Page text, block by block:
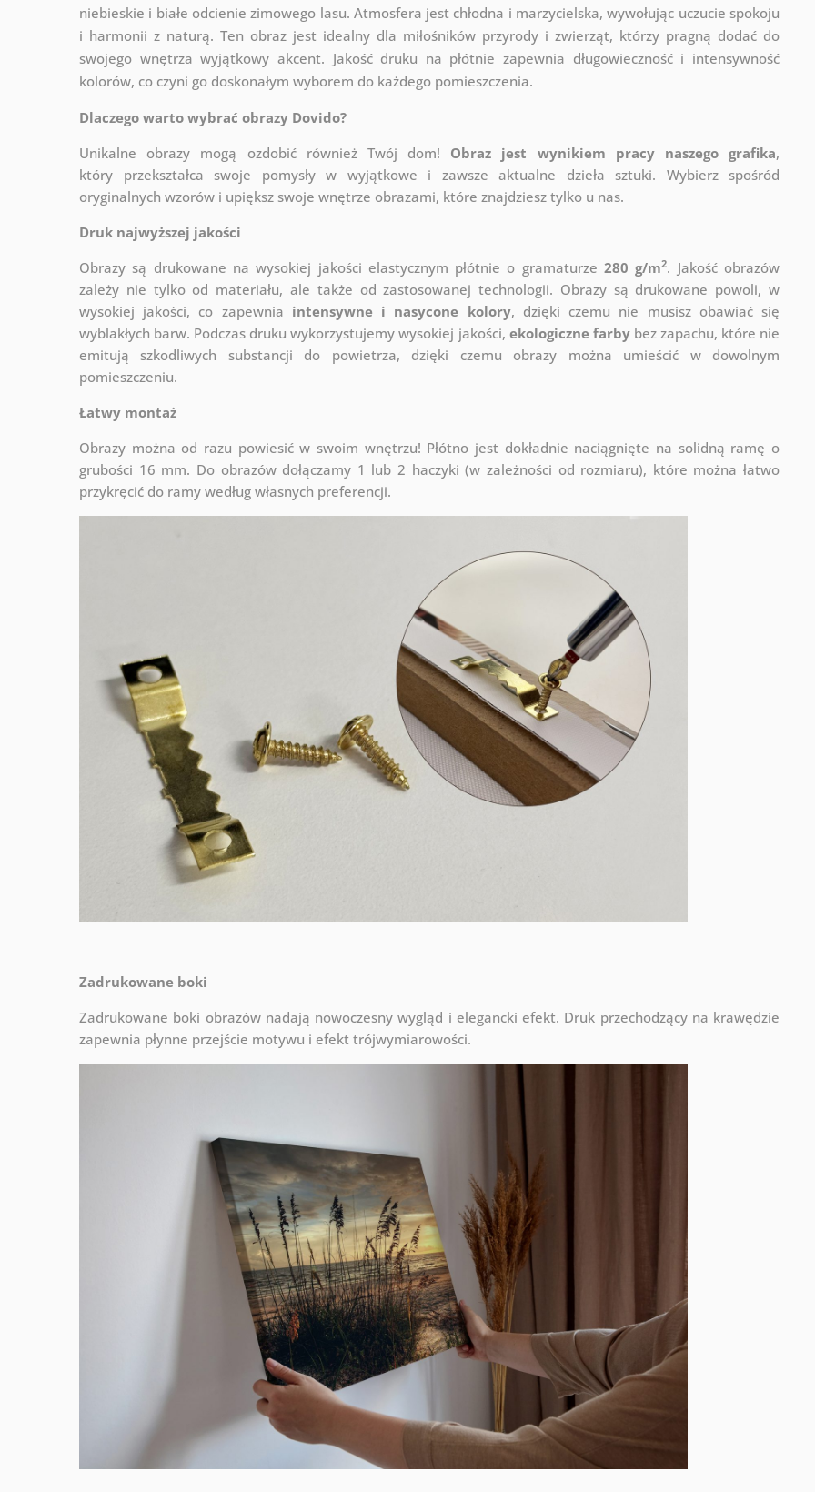
niebieskie i białe odcienie zimowego lasu. Atmosfera jest chłodna i marzycielska, wywołując uczucie spokoju
i harmonii z naturą. Ten obraz jest idealny dla miłośników przyrody i zwierząt, którzy pragną dodać do
swojego wnętrza wyjątkowy akcent. Jakość druku na płótnie zapewnia długowieczność i intensywność
kolorów, co czyni go doskonałym wyborem do każdego pomieszczenia.
Dlaczego warto wybrać obrazy Dovido?
Unikalne obrazy mogą ozdobić również Twój dom! Obraz jest wynikiem pracy naszego grafika,
który przekształca swoje pomysły w wyjątkowe i zawsze aktualne dzieła sztuki. Wybierz spośród
oryginalnych wzorów i upiększ swoje wnętrze obrazami, które znajdziesz tylko u nas.
Druk najwyższej jakości
Obrazy są drukowane na wysokiej jakości elastycznym płótnie o gramaturze280 g/m2. Jakość obrazów
zależy nie tylko od materiału, ale także od zastosowanej technologii. Obrazy są drukowane powoli, w
wysokiej jakości, co zapewnia intensywne i nasycone kolory, dzięki czemu nie musisz obawiać się
wyblakłych barw. Podczas druku wykorzystujemy wysokiej jakości, ekologiczne farbybez zapachu, które nie
emitują szkodliwych substancji do powietrza, dzięki czemu obrazy można umieścić w dowolnym
pomieszczeniu.
Łatwy montaż
Obrazy można od razu powiesić w swoim wnętrzu! Płótno jest dokładnie naciągnięte na solidną ramę o
grubości 16 mm. Do obrazów dołączamy 1 lub 2 haczyki (w zależności od rozmiaru), które można łatwo
przykręcić do ramy według własnych preferencji.
Zadrukowane boki
Zadrukowane boki obrazów nadają nowoczesny wygląd i elegancki efekt. Druk przechodzący na krawędzie
zapewnia płynne przejście motywu i efekt trójwymiarowości.